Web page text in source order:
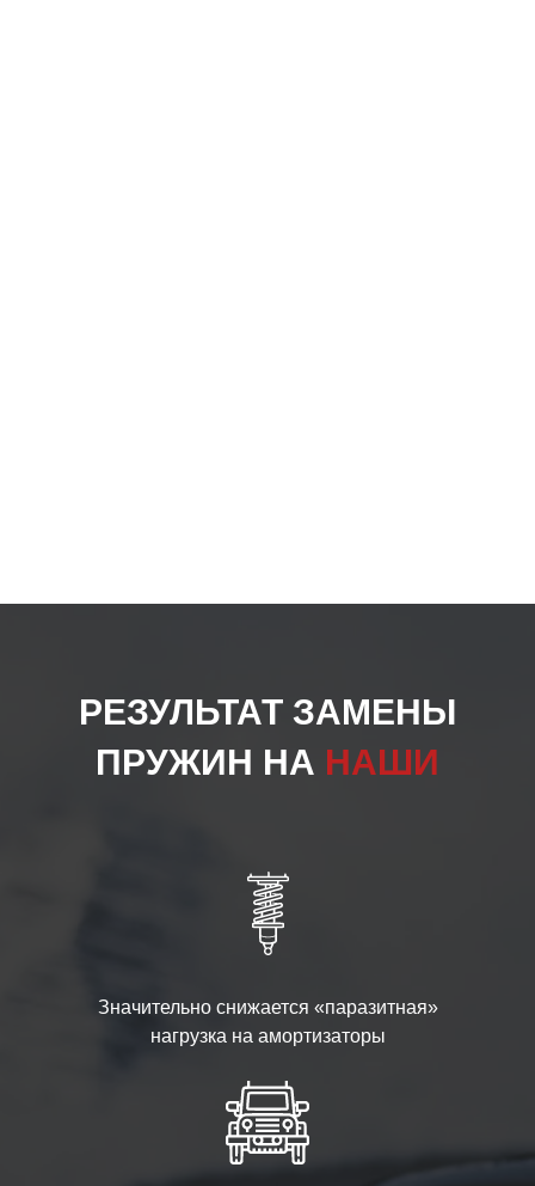
РЕЗУЛЬТАТ ЗАМЕНЫ
ПРУЖИН НА НАШИ
Значительно снижается «паразитная»
нагрузка на амортизаторы